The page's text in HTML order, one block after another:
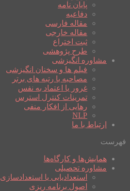
پایان نامه
دفاعیه
مقاله فارسی
مقاله خارجی
ثبت اختراع
طرح پژوهشی
مشاوره انگیزشی
فیلم ها و سخنان انگیزشی
مصاحبه با رتبه های برتر
غرور یا اعتماد به نفس
تمرینات کنترل استرس
رهایی از افکار منفی
NLP
ارتباط با ما
فهرست
همایش‌ها و کارگاه‌ها
مشاوره تحصیلی
استعدادیابی یا استعدادسازی
اصول برنامه ریزی